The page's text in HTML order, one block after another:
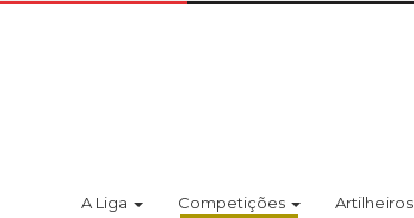
A Liga Competições Artilheiros